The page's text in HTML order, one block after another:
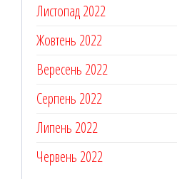
Листопад 2022
Жовтень 2022
Вересень 2022
Серпень 2022
Липень 2022
Червень 2022